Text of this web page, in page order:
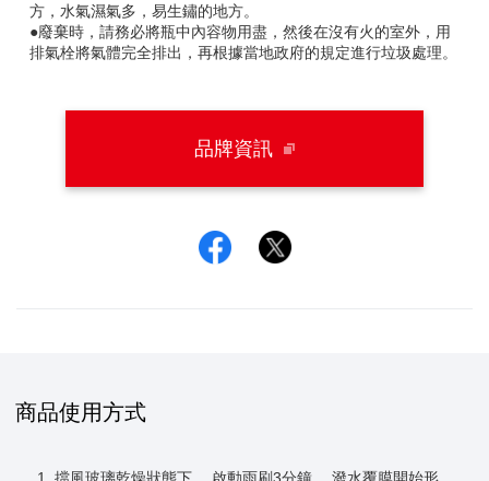
方，水氣濕氣多，易生鏽的地方。
●廢棄時，請務必將瓶中內容物用盡，然後在沒有火的室外，用
排氣栓將氣體完全排出，再根據當地政府的規定進行垃圾處理。
品牌資訊
Facebook
商品使用方式